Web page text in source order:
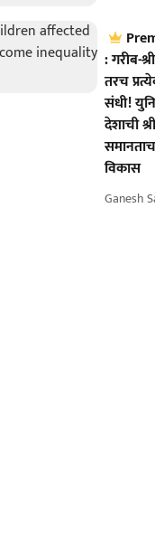
: गरीब-
तरच
संधी!
देशाची
विकास
Ganesh